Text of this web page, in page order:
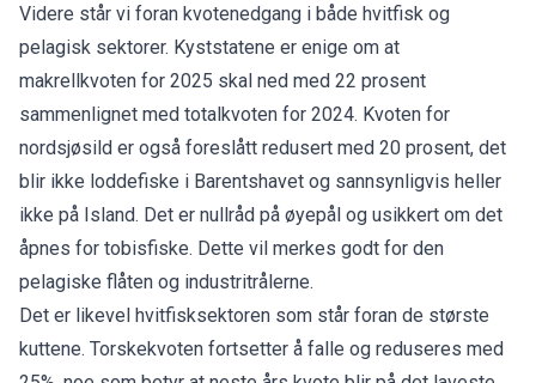
Videre står vi foran kvotenedgang i både hvitfisk og
pelagisk sektorer. Kyststatene er enige om at
makrellkvoten for 2025 skal ned med 22 prosent
sammenlignet med totalkvoten for 2024. Kvoten for
nordsjøsild er også foreslått redusert med 20 prosent, det
blir ikke loddefiske i Barentshavet og sannsynligvis heller
ikke på Island. Det er nullråd på øyepål og usikkert om det
åpnes for tobisfiske. Dette vil merkes godt for den
pelagiske flåten og industritrålerne.
Det er likevel hvitfisksektoren som står foran de største
kuttene. Torskekvoten fortsetter å falle og reduseres med